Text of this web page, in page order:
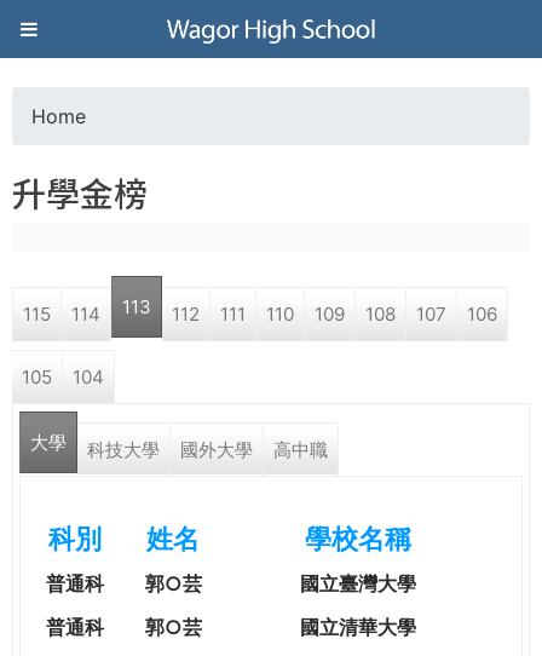
Jump to navigation
葳
格
高
學
o
a
r
e
Home
升學金榜
115 114 113 112 111 110 109 108 107 106
105 104
大學 科技大學 國外大學 高中職
科別 姓名 學校名稱
普通科 郭○芸
國立臺灣大學
普通科
郭○芸
國立清華大學